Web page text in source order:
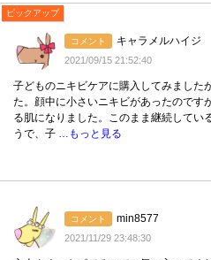
コメント キャラメルハイジ
2021/09/15 21:52:40
子どものニキビケアに購入してみました
た。顔中に小さいニキビがあったのです
る肌になりました。このまま継続してい
うで、子
…もっと見る
ピックアップ
コメント min8577
2021/11/29 23:48:30